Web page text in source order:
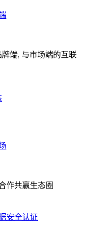
端, 与市场端的互联
作共赢生态圈
安全认证